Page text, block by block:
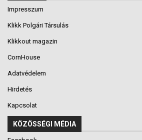
Impresszum
Klikk Polgári Társulás
Klikkout magazin
CornHouse
Adatvédelem
Hirdetés
Kapcsolat
KÖZÖSSÉGI MÉDIA